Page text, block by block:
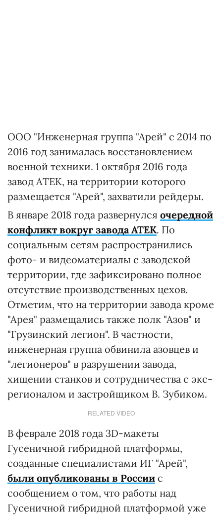
ООО "Инженерная группа "Арей" с 2014 по
2016 год занималась восстановлением
военной техники. 1 октября 2016 года
завод АТЕК, на территории которого
размещается "Арей", захватили рейдеры.
В январе 2018 года развернулся очередной
конфликт вокруг завода АТЕК. По
социальным сетям распространились
фото- и видеоматериалы с заводской
территории, где зафиксировано полное
отсутствие производственных цехов.
Отметим, что на территории завода кроме
"Арея" размещались также полк "Азов" и
"Грузинский легион". В частности,
инженерная группа обвинила азовцев и
"легионеров" в разрушении завода,
хищении станков и сотрудничества с экс-
регионалом и застройщиком В. Зубиком.
RELATED VIDEO
В феврале 2018 года 3D-макеты
Гусеничной гибридной платформы,
созданные специалистами ИГ "Арей",
были опубликованы в России с
сообщением о том, что работы над
Гусеничной гибридной платформой уже